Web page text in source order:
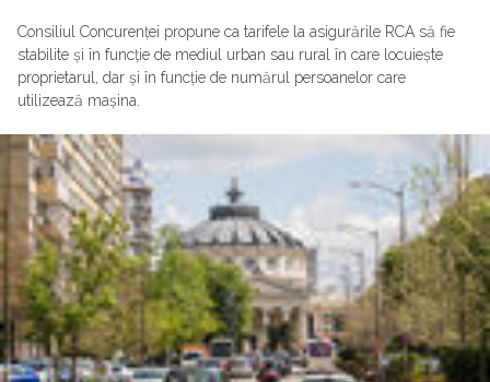
Consiliul Concurenței propune ca tarifele la asigurările RCA să fie
stabilite și în funcție de mediul urban sau rural în care locuiește
proprietarul, dar și în funcție de numărul persoanelor care
utilizează mașina.